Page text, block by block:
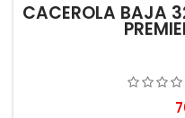
CACEROLA BAJA